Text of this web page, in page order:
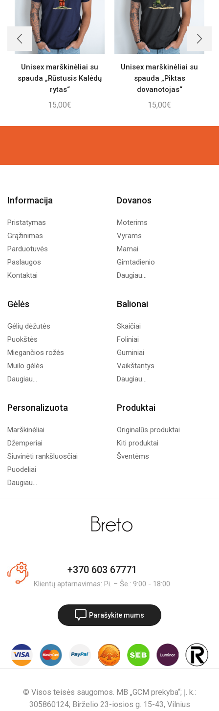
Unisex marškinėliai su
spauda „Rūstusis Kalėdų
rytas“
15,00€
Unisex marškinėliai su
spauda „Piktas
dovanotojas“
15,00€
Informacija
Pristatymas
Grąžinimas
Parduotuvės
Paslaugos
Kontaktai
Dovanos
Moterims
Vyrams
Mamai
Gimtadienio
Daugiau...
Gėlės
Gėlių dėžutės
Puokštės
Miegančios rožės
Muilo gėlės
Daugiau...
Balionai
Skaičiai
Foliniai
Guminiai
Vaikštantys
Daugiau...
Personalizuota
Marškinėliai
Džemperiai
Siuvinėti rankšluosčiai
Puodeliai
Daugiau...
Produktai
Originalūs produktai
Kiti produktai
Šventėms
+370 603 67771
Klientų aptarnavimas: Pi. – Še.: 9:00 - 18:00
Parašykite mums
© Visos teisės saugomos. MB „GCM prekyba“; Į. k.:
305860124; Birželio 23-iosios g. 15-43, Vilnius